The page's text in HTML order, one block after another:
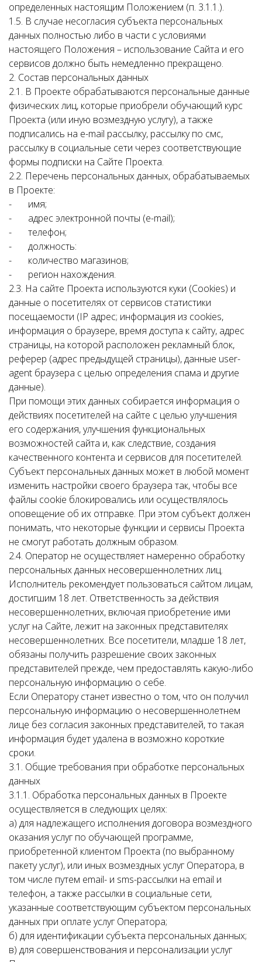
определенных настоящим Положением (п. 3.1.1.).
1.5. В случае несогласия субъекта персональных
данных полностью либо в части с условиями
настоящего Положения – использование Сайта и его
сервисов должно быть немедленно прекращено.
2. Состав персональных данных
2.1. В Проекте обрабатываются персональные данные
физических лиц, которые приобрели обучающий курс
Проекта (или иную возмездную услугу), а также
подписались на e-mail рассылку, рассылку по смс,
рассылку в социальные сети через соответствующие
формы подписки на Сайте Проекта.
2.2. Перечень персональных данных, обрабатываемых
в Проекте:
- имя;
- адрес электронной почты (e-mail);
- телефон;
- должность:
- количество магазинов;
- регион нахождения.
2.3. На сайте Проекта используются куки (Cookies) и
данные о посетителях от сервисов статистики
посещаемости (IP адрес; информация из cookies,
информация о браузере, время доступа к сайту, адрес
страницы, на которой расположен рекламный блок,
реферер (адрес предыдущей страницы), данные user-
agent браузера с целью определения спама и другие
данные).
При помощи этих данных собирается информация о
действиях посетителей на сайте с целью улучшения
его содержания, улучшения функциональных
возможностей сайта и, как следствие, создания
качественного контента и сервисов для посетителей.
Субъект персональных данных может в любой момент
изменить настройки своего браузера так, чтобы все
файлы cookie блокировались или осуществлялось
оповещение об их отправке. При этом субъект должен
понимать, что некоторые функции и сервисы Проекта
не смогут работать должным образом.
2.4. Оператор не осуществляет намеренно обработку
персональных данных несовершеннолетних лиц.
Исполнитель рекомендует пользоваться сайтом лицам,
достигшим 18 лет. Ответственность за действия
несовершеннолетних, включая приобретение ими
услуг на Сайте, лежит на законных представителях
несовершеннолетних. Все посетители, младше 18 лет,
обязаны получить разрешение своих законных
представителей прежде, чем предоставлять какую-либо
персональную информацию о себе.
Если Оператору станет известно о том, что он получил
персональную информацию о несовершеннолетнем
лице без согласия законных представителей, то такая
информация будет удалена в возможно короткие
сроки.
3.1. Общие требования при обработке персональных
данных
3.1.1. Обработка персональных данных в Проекте
осуществляется в следующих целях:
а) для надлежащего исполнения договора возмездного
оказания услуг по обучающей программе,
приобретенной клиентом Проекта (по выбранному
пакету услуг), или иных возмездных услуг Оператора, в
том числе путем email- и sms-рассылки на email и
телефон, а также рассылки в социальные сети,
указанные соответствующим субъектом персональных
данных при оплате услуг Оператора;
б) для идентификации субъекта персональных данных;
в) для совершенствования и персонализации услуг